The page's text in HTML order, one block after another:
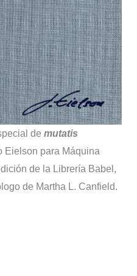
de mutatis
Eielson para Máquina
de la Librería Babel,
de Martha L. Canfield.